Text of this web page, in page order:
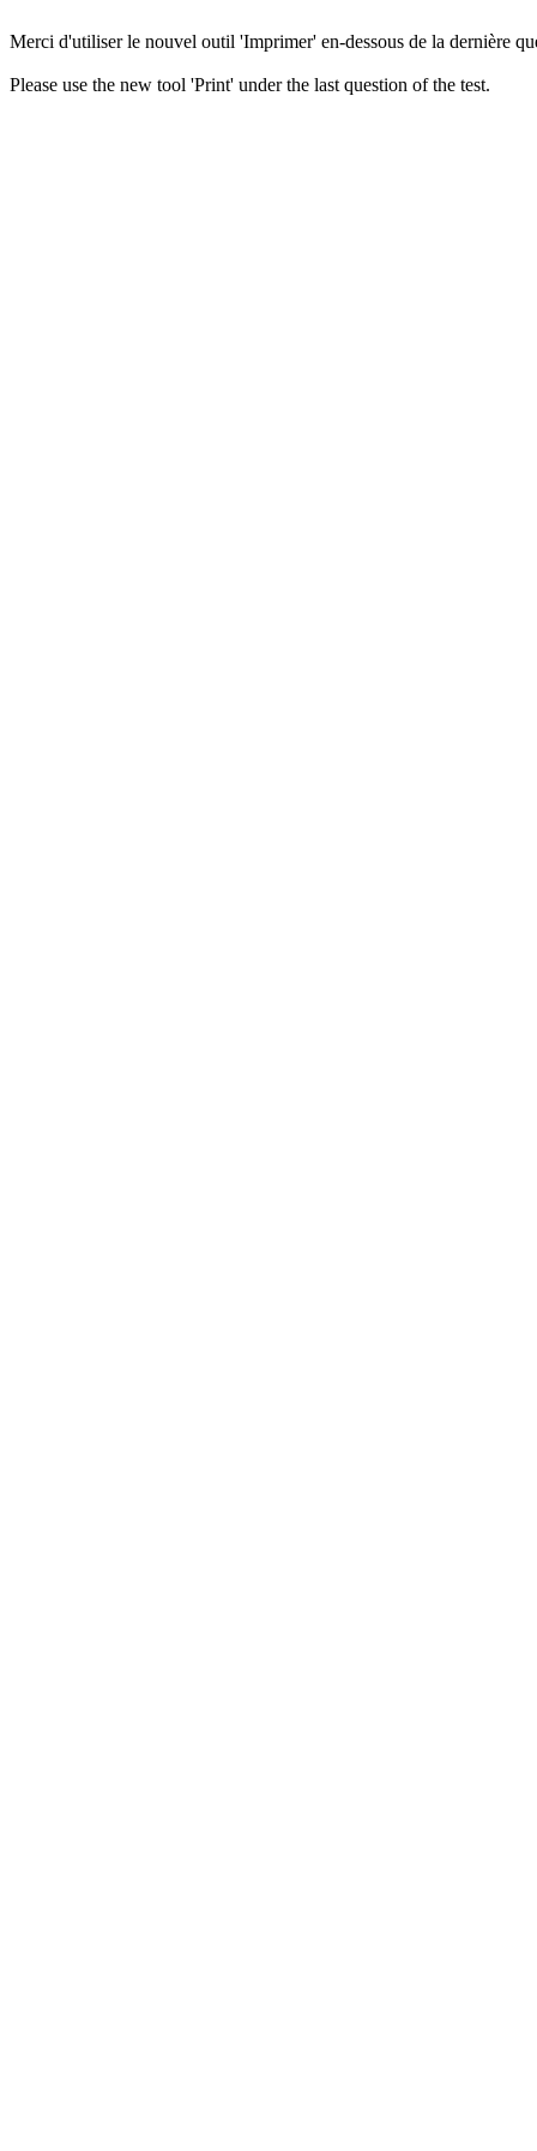
Merci d'utiliser le nouvel outil 'Imprimer' en-dessous de la dernière
Please use the new tool 'Print' under the last question of the test.